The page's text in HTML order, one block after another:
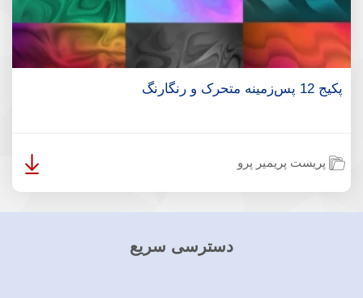
پکیج 12 پس‌زمینه متحرک و رنگارنگ
پریست پریمیر پرو
دسترسی سریع